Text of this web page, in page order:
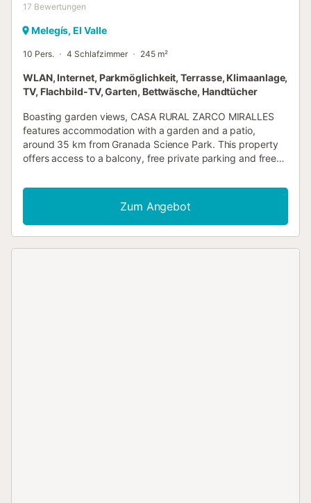
17 Bewertungen
Melegís, El Valle
10 Pers. 4 Schlafzimmer 245 m²
WLAN, Internet, Parkmöglichkeit, Terrasse, Klimaanlage,
TV, Flachbild-TV, Garten, Bettwäsche, Handtücher
Boasting garden views, CASA RURAL ZARCO MIRALLES
features accommodation with a garden and a patio,
around 35 km from Granada Science Park. This property
offers access to a balcony, free private parking and free
Zum Angebot